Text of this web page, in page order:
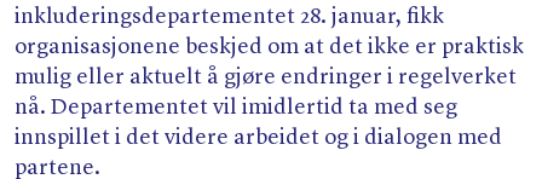
inkluderingsdepartementet 28. januar, fikk
organisasjonene beskjed om at det ikke er praktisk
mulig eller aktuelt å gjøre endringer i regelverket
nå. Departementet vil imidlertid ta med seg
innspillet i det videre arbeidet og i dialogen med
partene.